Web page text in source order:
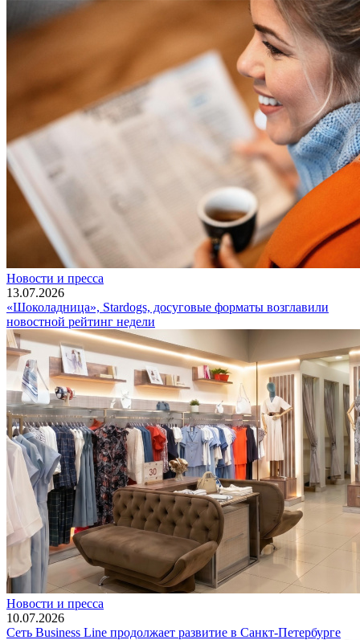
Новости и пресса
13.07.2026
«Шоколадница», Stardogs, досуговые форматы возглавили
новостной рейтинг недели
Новости и пресса
10.07.2026
Сеть Business Line продолжает развитие в Санкт-Петербурге